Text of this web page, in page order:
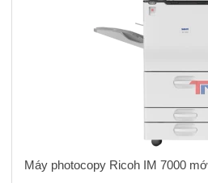
Máy photocopy Ricoh IM 7000